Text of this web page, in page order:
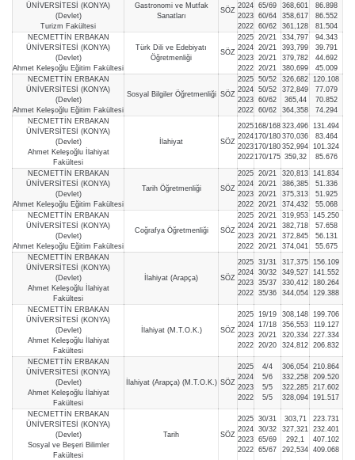
ÜNİVERSİTESİ (KONYA)
(Devlet)
Turizm Fakültesi
Gastronomi ve Mutfak
Sanatları
SÖZ
2024
2023
2022
65/69
60/64
60/62
368,601
358,617
361,128
86.898
86.552
81.504
NECMETTİN ERBAKAN
ÜNİVERSİTESİ (KONYA)
(Devlet)
Ahmet Keleşoğlu Eğitim Fakültesi
Türk Dili ve Edebiyatı
Öğretmenliği
SÖZ
2025
2024
2023
2022
20/21
20/21
20/21
20/21
334,797
393,799
379,782
380,699
94.343
39.791
44.692
45.009
NECMETTİN ERBAKAN
ÜNİVERSİTESİ (KONYA)
(Devlet)
Ahmet Keleşoğlu Eğitim Fakültesi
Sosyal Bilgiler Öğretmenliği SÖZ
2025
2024
2023
2022
50/52
50/52
60/62
60/62
326,682
372,849
365,44
364,358
120.108
77.079
70.852
74.294
NECMETTİN ERBAKAN
ÜNİVERSİTESİ (KONYA)
(Devlet)
Ahmet Keleşoğlu İlahiyat
Fakültesi
İlahiyat SÖZ
2025
2024
2023
2022
168/168
170/180
170/180
170/175
323,496
370,036
352,994
359,32
131.494
83.464
101.324
85.676
NECMETTİN ERBAKAN
ÜNİVERSİTESİ (KONYA)
(Devlet)
Ahmet Keleşoğlu Eğitim Fakültesi
Tarih Öğretmenliği SÖZ
2025
2024
2023
2022
20/21
20/21
20/21
20/21
320,813
386,385
375,313
374,432
141.834
51.336
51.925
55.068
NECMETTİN ERBAKAN
ÜNİVERSİTESİ (KONYA)
(Devlet)
Ahmet Keleşoğlu Eğitim Fakültesi
Coğrafya Öğretmenliği SÖZ
2025
2024
2023
2022
20/21
20/21
20/21
20/21
319,953
382,718
372,845
374,041
145.250
57.658
56.131
55.675
NECMETTİN ERBAKAN
ÜNİVERSİTESİ (KONYA)
(Devlet)
Ahmet Keleşoğlu İlahiyat
Fakültesi
İlahiyat (Arapça) SÖZ
2025
2024
2023
2022
31/31
30/32
35/37
35/36
317,375
349,527
330,412
344,054
156.109
141.552
180.264
129.388
NECMETTİN ERBAKAN
ÜNİVERSİTESİ (KONYA)
(Devlet)
Ahmet Keleşoğlu İlahiyat
Fakültesi
İlahiyat (M.T.O.K.) SÖZ
2025
2024
2023
2022
19/19
17/18
20/21
20/20
308,148
356,553
320,334
324,812
199.706
119.127
227.334
206.832
NECMETTİN ERBAKAN
ÜNİVERSİTESİ (KONYA)
(Devlet)
Ahmet Keleşoğlu İlahiyat
Fakültesi
İlahiyat (Arapça) (M.T.O.K.) SÖZ
2025
2024
2023
2022
4/4
5/6
5/5
5/5
306,054
332,258
322,285
328,094
210.864
209.520
217.602
191.517
NECMETTİN ERBAKAN
ÜNİVERSİTESİ (KONYA)
(Devlet)
Sosyal ve Beşeri Bilimler
Fakültesi
Tarih SÖZ
2025
2024
2023
2022
30/31
30/32
65/69
65/67
303,71
327,321
292,1
292,534
223.731
232.401
407.102
409.068